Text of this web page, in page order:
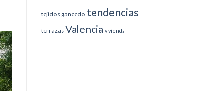
tejidos gancedo tendencias
terrazas Valencia vivienda